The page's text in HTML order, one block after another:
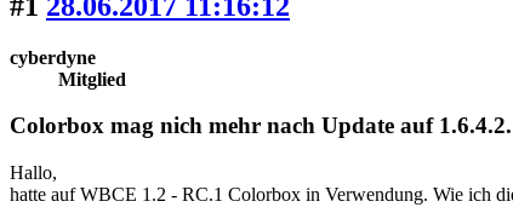
cyberdyne
Mitglied
Colorbox mag nich mehr nach Update auf 1.6.4.2.
Hallo,
hatte auf WBCE 1.2 - RC.1 Colorbox in Verwendung. Wie ich